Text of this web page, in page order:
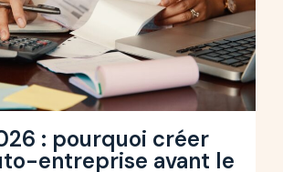
: pourquoi créer
entreprise avant le